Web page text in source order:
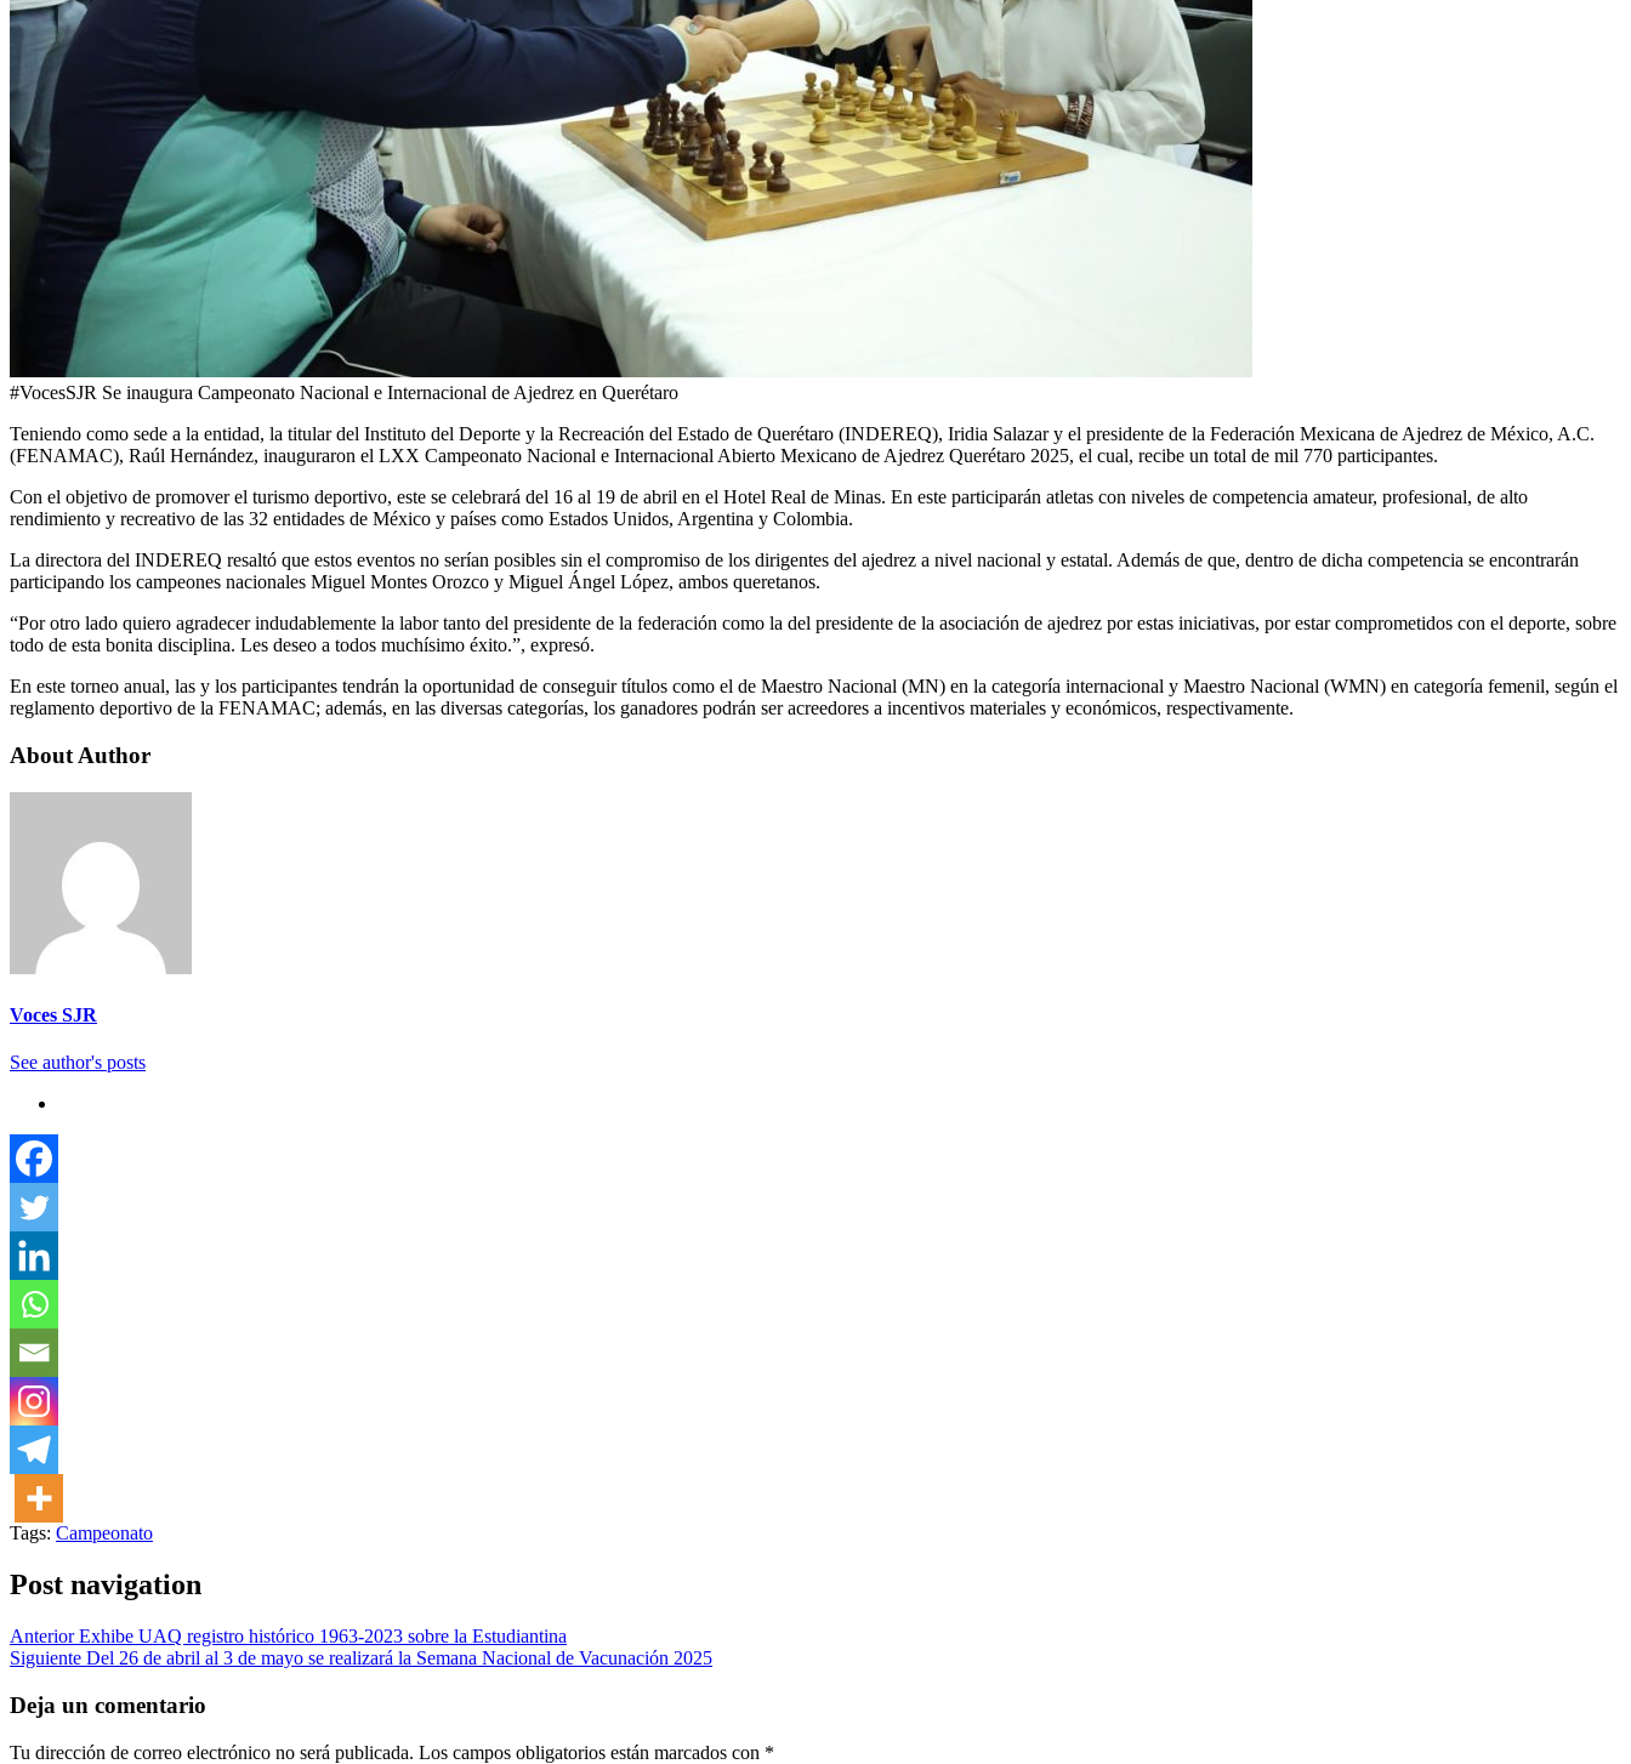
#VocesSJR Se inaugura Campeonato Nacional e Internacional de Ajedrez en Querétaro
Teniendo como sede a la entidad, la titular del Instituto del Deporte y la Recreación del Estado de Querétaro (INDEREQ), Iridia Salazar y el presidente de la Federación Mexicana de Ajedrez de México, A.C.
(FENAMAC), Raúl Hernández, inauguraron el LXX Campeonato Nacional e Internacional Abierto Mexicano de Ajedrez Querétaro 2025, el cual, recibe un total de mil 770 participantes.
Con el objetivo de promover el turismo deportivo, este se celebrará del 16 al 19 de abril en el Hotel Real de Minas. En este participarán atletas con niveles de competencia amateur, profesional, de alto
rendimiento y recreativo de las 32 entidades de México y países como Estados Unidos, Argentina y Colombia.
La directora del INDEREQ resaltó que estos eventos no serían posibles sin el compromiso de los dirigentes del ajedrez a nivel nacional y estatal. Además de que, dentro de dicha competencia se encontrarán
participando los campeones nacionales Miguel Montes Orozco y Miguel Ángel López, ambos queretanos.
“Por otro lado quiero agradecer indudablemente la labor tanto del presidente de la federación como la del presidente de la asociación de ajedrez por estas iniciativas, por estar comprometidos con el deporte, sobre
todo de esta bonita disciplina. Les deseo a todos muchísimo éxito.”, expresó.
En este torneo anual, las y los participantes tendrán la oportunidad de conseguir títulos como el de Maestro Nacional (MN) en la categoría internacional y Maestro Nacional (WMN) en categoría femenil, según el
reglamento deportivo de la FENAMAC; además, en las diversas categorías, los ganadores podrán ser acreedores a incentivos materiales y económicos, respectivamente.
About Author
Voces SJR
See author's posts
Tags: Campeonato
Post navigation
AnteriorExhibe UAQ registro histórico 1963-2023 sobre la Estudiantina
Siguiente Del 26 de abril al 3 de mayo se realizará la Semana Nacional de Vacunación 2025
Deja un comentario
Tu dirección de correo electrónico no será publicada. Los campos obligatorios están marcados con *